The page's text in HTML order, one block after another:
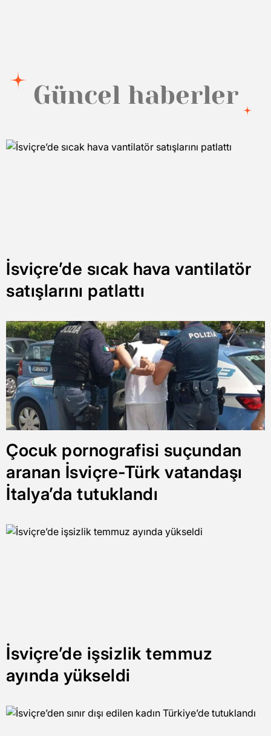
Güncel haberler
İsviçre’de sıcak hava vantilatör
satışlarını patlattı
Çocuk pornografisi suçundan
aranan İsviçre-Türk vatandaşı
İtalya’da tutuklandı
İsviçre’de işsizlik temmuz
ayında yükseldi